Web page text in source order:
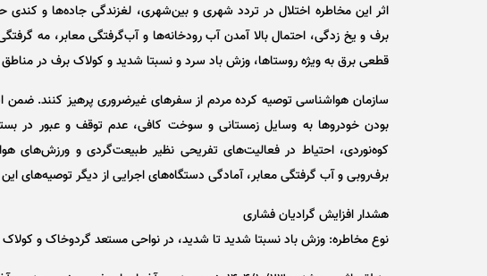
اثر این مخاطره اختلال در تردد شهری و بین‌شهری، لغزندگی جاده‌ها و
برف و یخ زدگی، احتمال بالا آمدن آب رودخانه‌ها و آب‌گرفتگی معابر، مه
قطعی برق به ویژه روستاها، وزش باد سرد و نسبتا شدید و کولاک برف در
سازمان هواشناسی توصیه کرده مردم از سفر‌های غیرضروری پرهیز کنند. ضمن
بودن خودرو‌ها به وسایل زمستانی و سوخت کافی، عدم توقف و عبور در
کوه‌نوردی، احتیاط در فعالیت‌های تفریحی نظیر طبیعت‌گردی و ورزش‌های
برف‌روبی و آب گرفتگی معابر، آمادگی دستگاه‌های اجرایی از دیگر توصیه‌های
هشدار افزایش گرادیان فشاری
نوع مخاطره: وزش باد نسبتا شدید تا شدید، در نواحی مستعد گردوخاک و